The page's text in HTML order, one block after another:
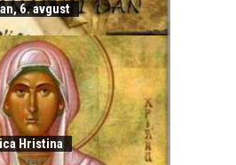
6. avgust
Hristina